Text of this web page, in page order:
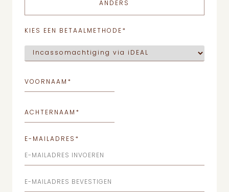
ANDERS
KIES EEN BETAALMETHODE *
VOORNAAM *
ACHTERNAAM *
E-MAILADRES *